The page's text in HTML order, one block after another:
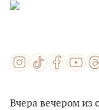
Вчера вечером из